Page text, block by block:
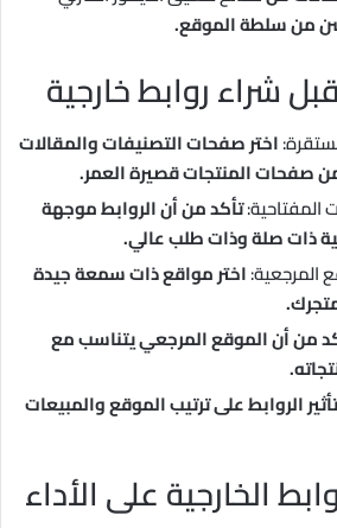
من سلطة الموقع.
شراء روابط خارجية
اختر صفحات التصنيفات والمقالات
من صفحات المنتجات قصيرة العمر.
المفتاحية:تأكد من أن الروابط موجهة
ذات صلة وذات طلب عالي.
المرجعية:اختر مواقع ذات سمعة جيدة
من أن الموقع المرجعي يتناسب مع
الروابط على ترتيب الموقع والمبيعات
الخارجية على الأداء